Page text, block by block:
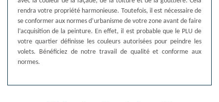
rendra votre propriété harmonieuse. Toutefois, il est nécessaire de
se conformer aux normes d’urbanisme de votre zone avant de faire
l’acquisition de la peinture. En effet, il est probable que le PLU de
votre quartier définisse les couleurs autorisées pour peindre les
volets. Bénéficiez de notre travail de qualité et conforme aux
normes.